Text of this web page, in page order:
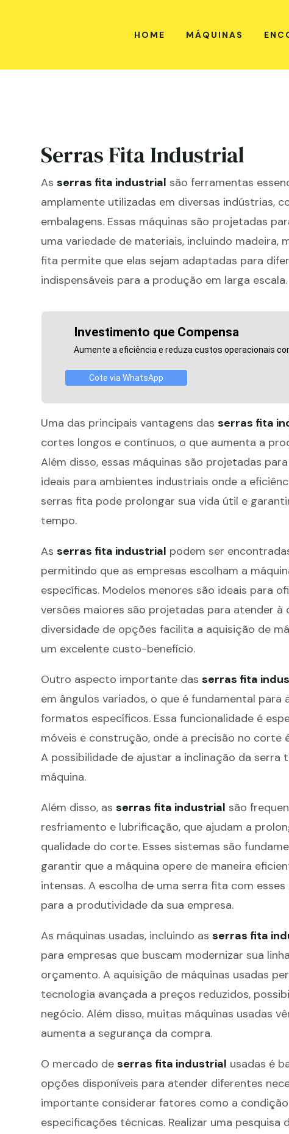
HOME MÁQUINAS
Serras Fita Industrial
Asserras fita industrial são ferramentas
amplamente utilizadas em diversas indústrias,
embalagens. Essas máquinas são projetadas
uma variedade de materiais, incluindo madeira,
fita permite que elas sejam adaptadas para
indispensáveis para a produção em larga escala.
Investimento que Compensa
Aumente a eficiência e reduza custos operacionais
Cote via WhatsApp
Uma das principais vantagens dasserras fita
cortes longos e contínuos, o que aumenta a
Além disso, essas máquinas são projetadas
ideais para ambientes industriais onde a
serras fita pode prolongar sua vida útil e
tempo.
Asserras fita industrial podem ser
permitindo que as empresas escolham a
específicas. Modelos menores são ideais para
versões maiores são projetadas para atender à
diversidade de opções facilita a aquisição de
um excelente custo-benefício.
Outro aspecto importante dasserras fita
em ângulos variados, o que é fundamental
formatos específicos. Essa funcionalidade é
móveis e construção, onde a precisão no corte
A possibilidade de ajustar a inclinação da
máquina.
Além disso, asserras fita industrial são
resfriamento e lubrificação, que ajudam a
qualidade do corte. Esses sistemas são
garantir que a máquina opere de maneira
intensas. A escolha de uma serra fita com
para a produtividade da sua empresa.
As máquinas usadas, incluindo asserras fita
para empresas que buscam modernizar sua
orçamento. A aquisição de máquinas usadas
tecnologia avançada a preços reduzidos,
negócio. Além disso, muitas máquinas usadas
aumenta a segurança da compra.
O mercado deserras fita industrial usadas é
opções disponíveis para atender diferentes
importante considerar fatores como a
especificações técnicas. Realizar uma